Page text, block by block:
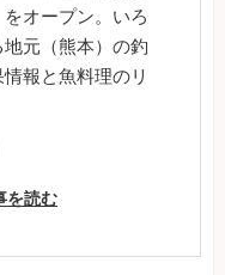
オープン。いろ
元（熊本）の釣
報と魚料理のリ
を読む